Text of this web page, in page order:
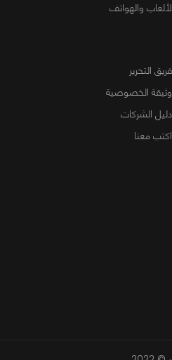
والهواتف
فريق التحرير
وثيقة الخصوصية
دليل الشركات
اكتب معنا